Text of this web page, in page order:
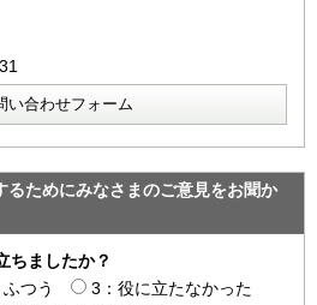
い合わせフォーム
るためにみなさまのご意見をお聞か
ちましたか？
つう
3：役に立たなかった